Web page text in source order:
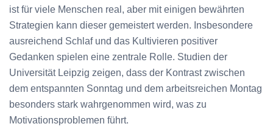
ist für viele Menschen real, aber mit einigen bewährten
Strategien kann dieser gemeistert werden. Insbesondere
ausreichend Schlaf und das Kultivieren positiver
Gedanken spielen eine zentrale Rolle. Studien der
Universität Leipzig zeigen, dass der Kontrast zwischen
dem entspannten Sonntag und dem arbeitsreichen Montag
besonders stark wahrgenommen wird, was zu
Motivationsproblemen führt.